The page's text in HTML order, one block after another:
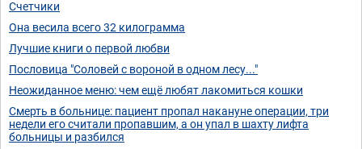
Счетчики
Она весила всего 32 килограмма
Лучшие книги о первой любви
Пословица "Соловей с вороной в одном лесу..."
Неожиданное меню: чем ещё любят лакомиться кошки
Смерть в больнице: пациент пропал накануне операции, три
недели его считали пропавшим, а он упал в шахту лифта
больницы и разбился